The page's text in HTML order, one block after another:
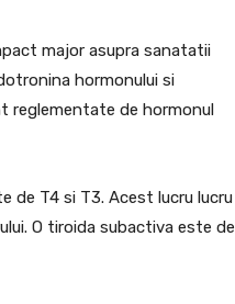
major asupra sanatatii
hormonului si
reglementate de hormonul
de T4 si T3. Acest lucru lucru
O tiroida subactiva este de